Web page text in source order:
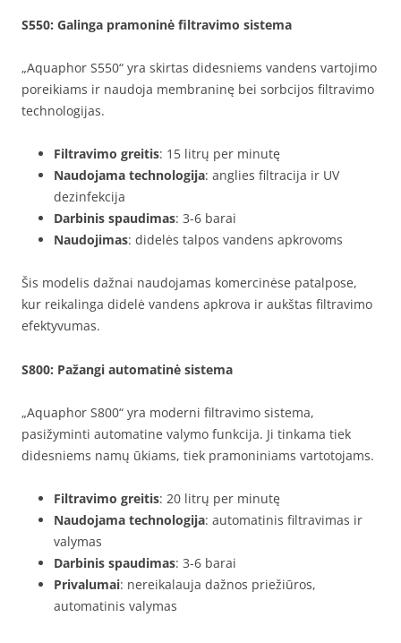
S550: Galinga pramoninė filtravimo sistema
„Aquaphor S550“ yra skirtas didesniems vandens vartojimo
poreikiams ir naudoja membraninę bei sorbcijos filtravimo
technologijas.
Filtravimo greitis: 15 litrų per minutę
Naudojama technologija: anglies filtracija ir UV
dezinfekcija
Darbinis spaudimas: 3-6 barai
Naudojimas: didelės talpos vandens apkrovoms
Šis modelis dažnai naudojamas komercinėse patalpose,
kur reikalinga didelė vandens apkrova ir aukštas filtravimo
efektyvumas.
S800: Pažangi automatinė sistema
„Aquaphor S800“ yra moderni filtravimo sistema,
pasižyminti automatine valymo funkcija. Ji tinkama tiek
didesniems namų ūkiams, tiek pramoniniams vartotojams.
Filtravimo greitis: 20 litrų per minutę
Naudojama technologija: automatinis filtravimas ir
valymas
Darbinis spaudimas: 3-6 barai
Privalumai: nereikalauja dažnos priežiūros,
automatinis valymas